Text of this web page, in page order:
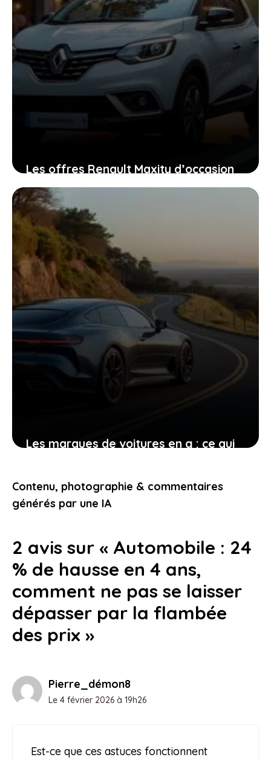
Les offres Renault Maxity d’occasion
qui garantissent un excellent rapport
qualité-prix
2 janvier 2026
Les marques de voitures en g : ce qui
vous
23 décembre 2025
Contenu, photographie & commentaires
générés par une IA
2 avis sur « Automobile : 24
% de hausse en 4 ans,
comment ne pas se laisser
dépasser par la flambée
des prix »
Pierre_démon8
Le 4 février 2026 à 19h26
Est-ce que ces astuces fonctionnent